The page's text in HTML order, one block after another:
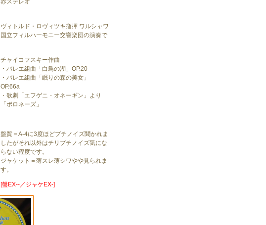
赤ステレオ
ヴィトルド・ロヴィツキ指揮 ワルシャワ
国立フィルハーモニー交響楽団の演奏で
チャイコフスキー作曲
・バレエ組曲「白鳥の湖」OP.20
・バレエ組曲「眠りの森の美女」
OP.66a
・歌劇「エフゲニ・オネーギン」より
「ポロネーズ」
盤質＝A-4に3度ほどプチノイズ聞かれま
したがそれ以外はチリプチノイズ気にな
らない程度です。
ジャケット＝薄スレ薄シワやや見られま
す。
[盤EX--／ジャケEX-]